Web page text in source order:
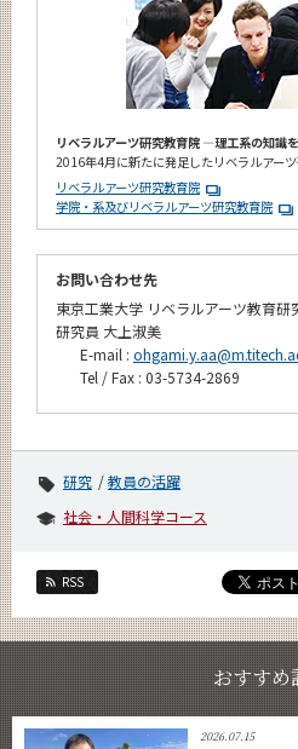
リベラルアーツ研究教育院 ―理工系の知識
2016年4月に新たに発足したリベラルアー
リベラルアーツ研究教育院
学院・系及びリベラルアーツ研究教育院
お問い合わせ先
東京工業大学 リベラルアーツ教育研
研究員 大上淑美
E-mail :
Tel / Fax : 03-5734-2869
研究
教員の活躍
社会・人間科学コース
RSS
おすすめ
2026.07.15